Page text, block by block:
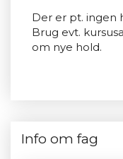
Der er pt. ingen
Brug evt.
om nye hold.
Info om fag